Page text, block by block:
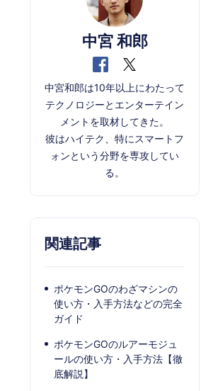
中宮 和郎
中宮和郎は10年以上にわたって
テクノロジーとエンターテイン
メントを取材してきた。
彼はハイテク、特にスマートフ
ォンという分野を専攻してい
る。
関連記事
ポケモンGOのわざマシンの
使い方・入手方法などの完全
ガイド
ポケモンGOのルアーモジュ
ールの使い方・入手方法【徹
底解説】